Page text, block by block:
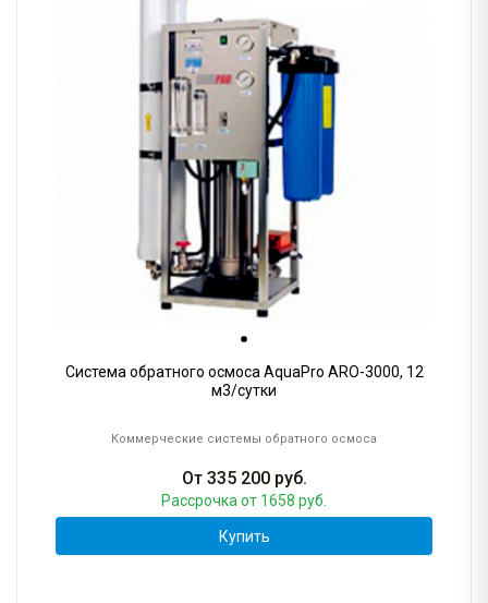
Система обратного осмоса AquaPro ARO-3000, 12
м3/сутки
Коммерческие системы обратного осмоса
От 335 200руб.
Рассрочка от 1658 руб.
Купить